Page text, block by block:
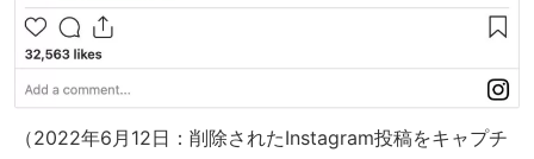
（2022年6月12日：削除されたInstagram投稿をキャプチ